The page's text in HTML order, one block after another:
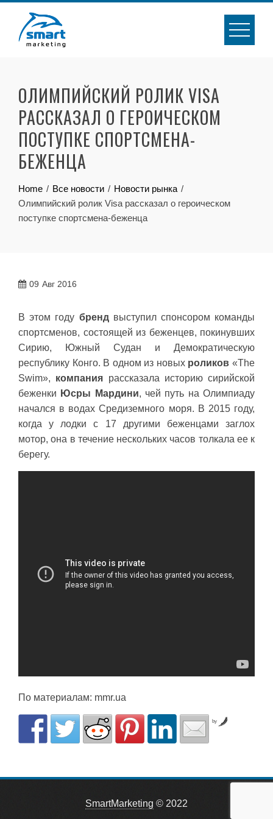
content
ОЛИМПИЙСКИЙ РОЛИК VISA
РАССКАЗАЛ О ГЕРОИЧЕСКОМ
ПОСТУПКЕ СПОРТСМЕНА-
БЕЖЕНЦА
Home Все новости
Новости рынка
Олимпийский ролик Visa рассказал о героическом
поступке спортсмена-беженца
09 Авг 2016
В этом году брендвыступил спонсором команды
спортсменов, состоящей из беженцев, покинувших
Сирию, Южный Судан и Демократическую
республику Конго. В одном из новых роликов «The
Swim», компания рассказала историю сирийской
беженки Юсры Мардини, чей путь на Олимпиаду
начался в водах Средиземного моря. В 2015 году,
когда у лодки с 17 другими беженцами заглох
мотор, она в течение нескольких часов толкала ее к
берегу.
По материалам: mmr.ua
by
SmartMarketing © 2022